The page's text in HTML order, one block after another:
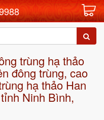
trùng hạ thảo
đông trùng, cao
hạ thảo Han
Ninh Bình,